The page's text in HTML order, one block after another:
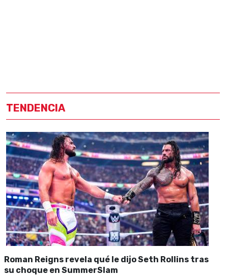
TENDENCIA
Roman Reigns revela qué le dijo Seth Rollins tras
su choque en SummerSlam